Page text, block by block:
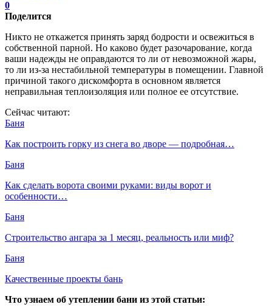
0
Поделится
Никто не откажется принять заряд бодрости и освежиться в
собственной парной. Но каково будет разочарование, когда
ваши надежды не оправдаются то ли от невозможной жары,
то ли из-за нестабильной температуры в помещении. Главной
причиной такого дискомфорта в основном является
неправильная теплоизоляция или полное ее отсутствие.
Сейчас читают:
Баня
Как построить горку из снега во дворе — подробная…
Баня
Как сделать ворота своими руками: виды ворот и
особенности…
Баня
Строительство ангара за 1 месяц, реальность или миф?
Баня
Качественные проекты бань
Что узнаем об утеплении бани из этой статьи: